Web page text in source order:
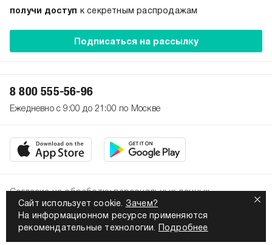
Сайт использует cookie. Зачем?
На информационном ресурсе применяются
рекомендательные технологии.
Подробнее
получи доступ к секретным распродажам
Подписаться на рассылку
8 800 555-56-96
Ежедневно с 9:00 до 21:00 по Москве
2026. Все права защищены
Политика конфиденциальности
Согласие на обработку персональных данных